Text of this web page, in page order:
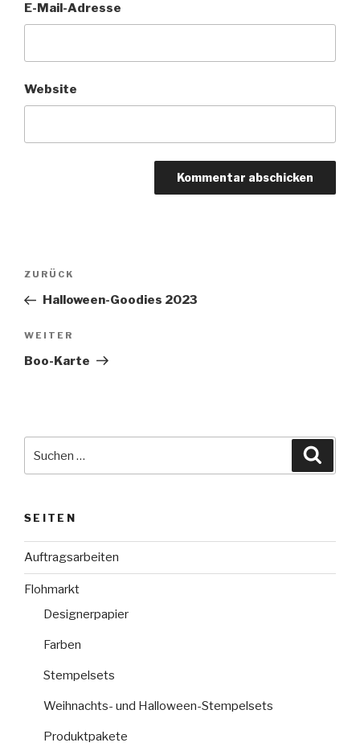
E-Mail-Adresse
Website
Beitragsnavigation
Vorheriger
Beitrag
ZURÜCK
Halloween-Goodies 2023
Nächster
Beitrag
WEITER
Boo-Karte
nach:
SEITEN
Auftragsarbeiten
Flohmarkt
Designerpapier
Farben
Stempelsets
Weihnachts- und Halloween-Stempelsets
Produktpakete